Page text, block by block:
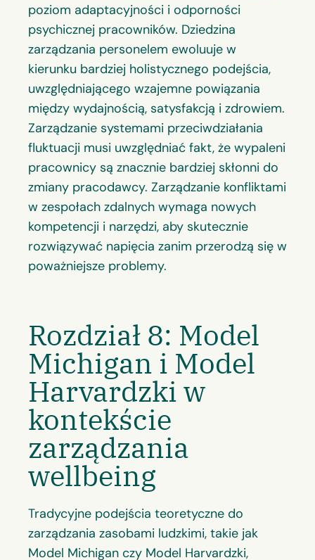
poziom adaptacyjności i odporności
psychicznej pracowników. Dziedzina
zarządzania personelem ewoluuje w
kierunku bardziej holistycznego podejścia,
uwzględniającego wzajemne powiązania
między wydajnością, satysfakcją i zdrowiem.
Zarządzanie systemami przeciwdziałania
fluktuacji musi uwzględniać fakt, że wypaleni
pracownicy są znacznie bardziej skłonni do
zmiany pracodawcy. Zarządzanie konfliktami
w zespołach zdalnych wymaga nowych
kompetencji i narzędzi, aby skutecznie
rozwiązywać napięcia zanim przerodzą się w
poważniejsze problemy.
Rozdział 8: Model
Michigan i Model
Harvardzki w
kontekście
zarządzania
wellbeing
Tradycyjne podejścia teoretyczne do
zarządzania zasobami ludzkimi, takie jak
Model Michigan czy Model Harvardzki,